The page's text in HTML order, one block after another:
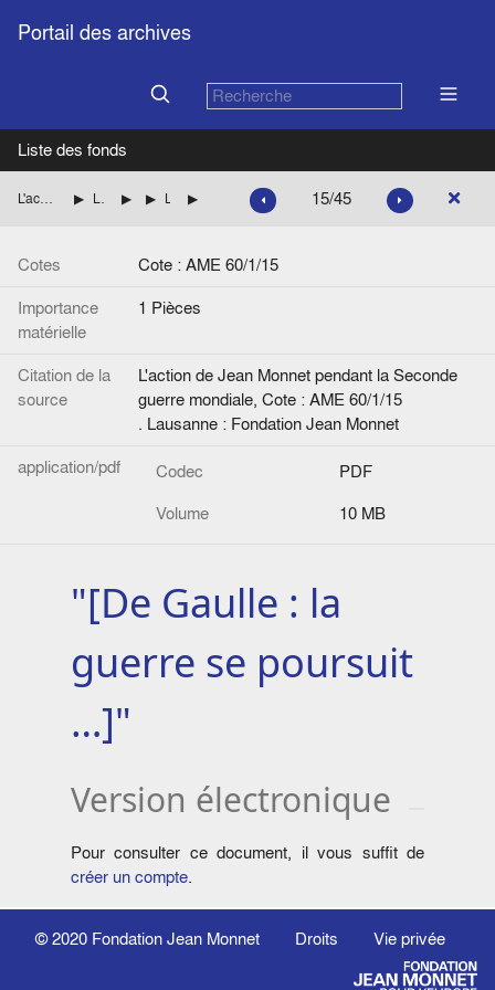
Portail des archives
Liste des fonds
L'action de Jean Monnet pendant la Seconde guerre mondiale La mission de Jean Monnet à Washington pour le compte des autorités françaises La situation politique"[De Gaulle : la guerre se poursuit …]"
15/45
Cotes
Cote : AME 60/1/15
Importance
matérielle
1 Pièces
Citation de la
source
L'action de Jean Monnet pendant la Seconde
guerre mondiale, Cote : AME 60/1/15
. Lausanne : Fondation Jean Monnet
application/pdf
Codec
PDF
Volume
10 MB
"[De Gaulle : la
guerre se poursuit
…]"
Version électronique
Pour consulter ce document, il vous suffit de
créer un compte.
© 2020 Fondation Jean Monnet Droits Vie privée